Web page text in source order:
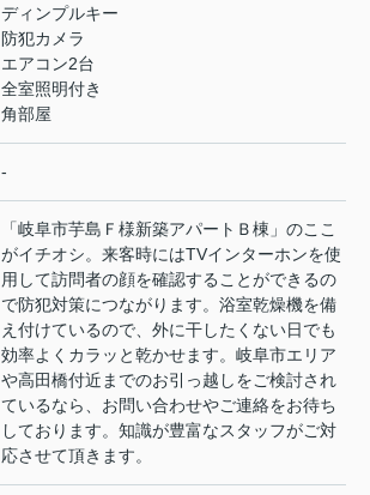
ディンプルキー
防犯カメラ
エアコン2台
全室照明付き
角部屋
-
「岐阜市芋島Ｆ様新築アパートＢ棟」のここ
がイチオシ。来客時にはTVインターホンを使
用して訪問者の顔を確認することができるの
で防犯対策につながります。浴室乾燥機を備
え付けているので、外に干したくない日でも
効率よくカラッと乾かせます。岐阜市エリア
や高田橋付近までのお引っ越しをご検討され
ているなら、お問い合わせやご連絡をお待ち
しております。知識が豊富なスタッフがご対
応させて頂きます。